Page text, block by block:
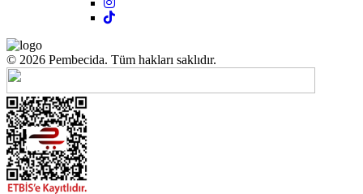
© 2026 Pembecida. Tüm hakları saklıdır.